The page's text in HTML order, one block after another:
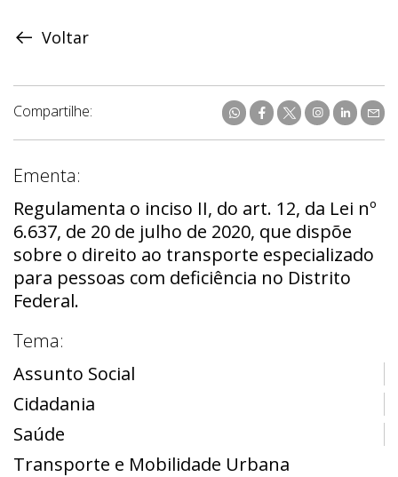
Voltar
Compartilhe:
Ementa:
Regulamenta o inciso II, do art. 12, da Lei nº
6.637, de 20 de julho de 2020, que dispõe
sobre o direito ao transporte especializado
para pessoas com deficiência no Distrito
Federal.
Tema:
Assunto Social
Cidadania
Saúde
Transporte e Mobilidade Urbana